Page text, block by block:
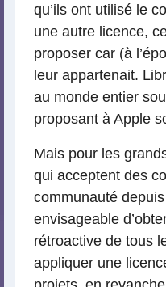
qu’ils ont utilisé le
une autre licence,
proposer car (à
leur appartenait.
au monde entier
proposant à Apple
Mais pour les
qui acceptent des
communauté
envisageable
rétroactive de tous
appliquer une